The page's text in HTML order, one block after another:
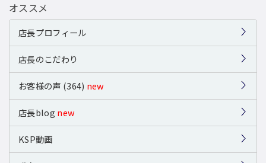
オススメ
店長プロフィール
店長のこだわり
お客様の声 (364) new
店長blog new
KSP動画